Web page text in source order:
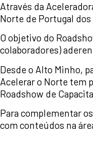
Através da
Norte de Portugal
O objetivo do
colaboradores)
Desde o Alto Minho,
Acelerar o Norte tem
Roadshow de
Para complementar
com conteúdos na